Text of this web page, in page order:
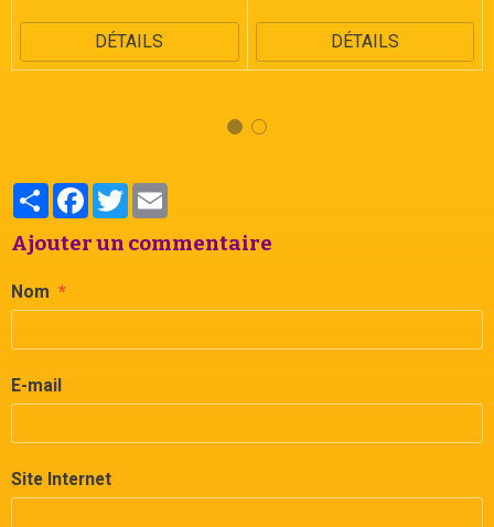
DÉTAILS DÉTAILS
PartagerFacebook
Twitter
Ajouter un commentaire
Nom
E-mail
Site Internet